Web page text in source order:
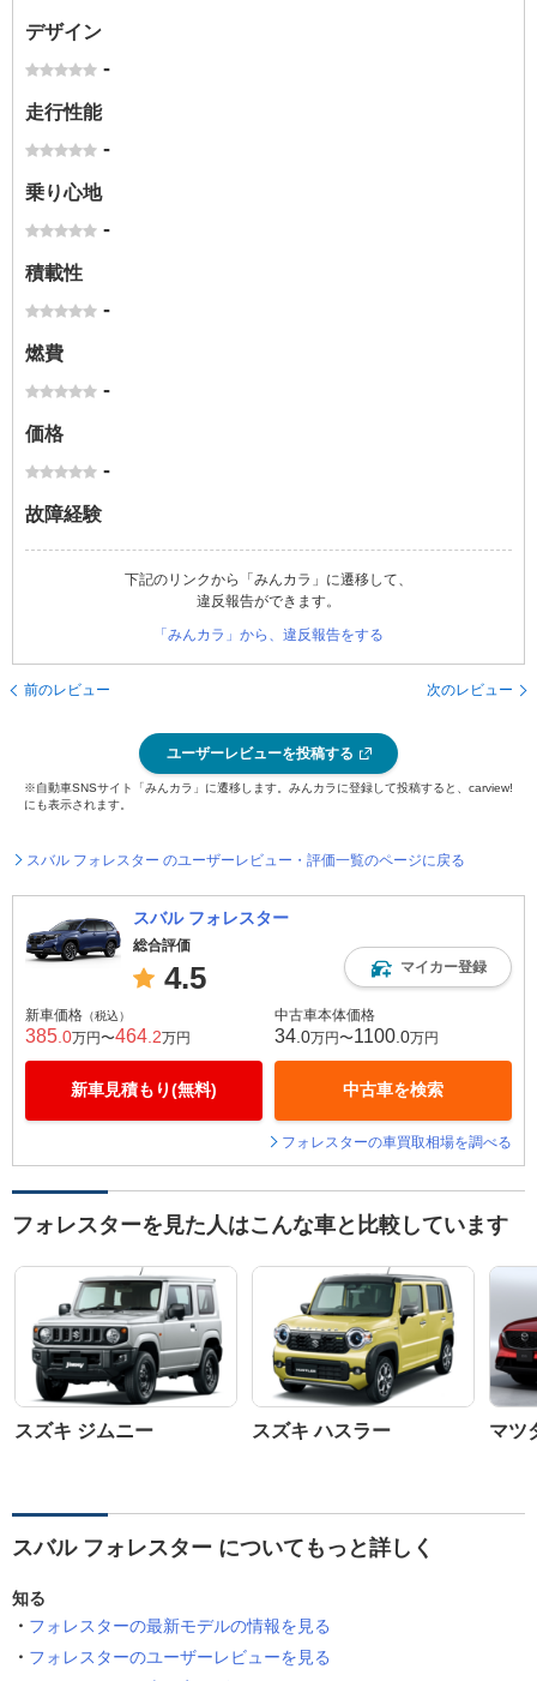
デザイン
-
走行性能
-
乗り心地
-
積載性
-
燃費
-
価格
-
故障経験
下記のリンクから「みんカラ」に遷移して、
違反報告ができます。
「みんカラ」から、違反報告をする
前のレビュー 次のレビュー
ユーザーレビューを投稿する
※自動車SNSサイト「みんカラ」に遷移します。みんカラに登録して投稿すると、carview!
にも表示されます。
スバル フォレスター のユーザーレビュー・評価一覧のページに戻る
スバル フォレスター
総合評価
4.5 マイカー登録
新車価格 （税込）
385 .0万円〜464 .2万円
新車見積もり(無料)
中古車本体価格
34 .0万円〜1100 .0万円
中古車を検索
フォレスターの車買取相場を調べる
フォレスターを見た人はこんな車と比較しています
スズキ ジムニー スズキ ハスラー マツ
スバル フォレスター についてもっと詳しく
知る
フォレスターの最新モデルの情報を見る
フォレスターのユーザーレビューを見る